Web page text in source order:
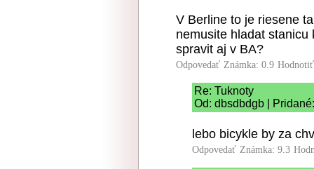
V Berline to je riesene
nemusite hladat
spravit aj v BA?
Odpovedať Známka: 0.9
Re: Tuknoty
Od: dbsdbdgb |
lebo bicykle by za
Odpovedať Známka: 9.3